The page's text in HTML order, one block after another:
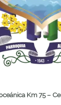
Km 75 –